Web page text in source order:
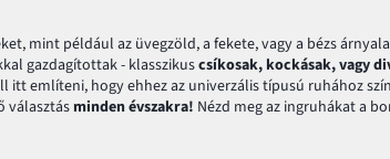
mint például az üvegzöld, a fekete, vagy a bézs
gazdagítottak - klasszikuscsíkosak, kockásak, vagy
említeni, hogy ehhez az univerzális típusú ruhához
választás minden évszakra! Nézd meg az ingruhákat a